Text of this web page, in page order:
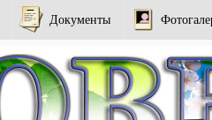
Документы